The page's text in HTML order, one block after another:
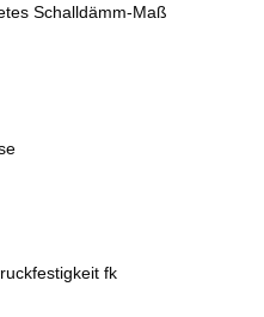
Schalldämm-Maß
fk